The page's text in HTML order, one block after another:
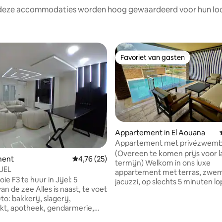
accommodaties worden hoog gewaardeerd voor hun
Gemiddelde beoordeling van 4,76 op 5, 25
4,76 (25)
is naast, te voet
bakkerij, slagerij,
apotheek, gendarmerie,
Favoriet van gasten
Favoriet van gasten
Appartement in El Aouana
Appartement met
Maison Rouge
(Overeen te komen prijs voor
termijn) Welkom in ons luxe
appartement met terras,
jacuzzi, op slechts 5 minuten